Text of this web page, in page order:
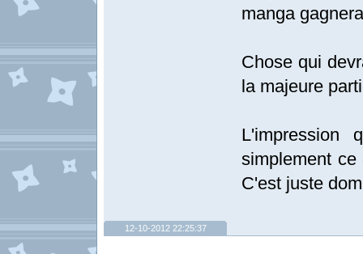
manga
Chose qui
la majeure
L'impression
simplement
C'est juste
12-10-2012 22:25:37